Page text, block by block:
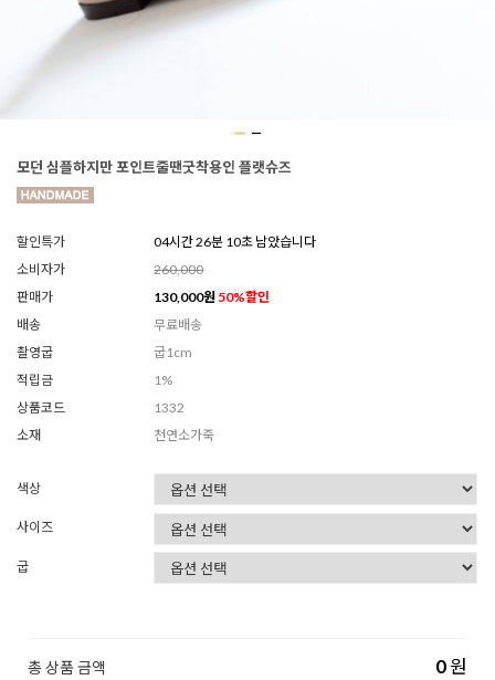
모던 심플하지만 포인트줄땐굿착용인 플랫슈즈
할인특가
04시간 26분 08초 남았습니다
소비자가
260,000
판매가
130,000원 50%할인
배송
무료배송
촬영굽
굽1cm
적립금
1%
상품코드
1332
소재
천연소가죽
색상
사이즈
굽
총 상품 금액 0원